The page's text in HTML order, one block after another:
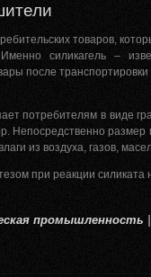
товаров,
силикагель –
после
потребителям в виде
Непосредственно размер
из воздуха, газов,
при реакции силиката
промышленность